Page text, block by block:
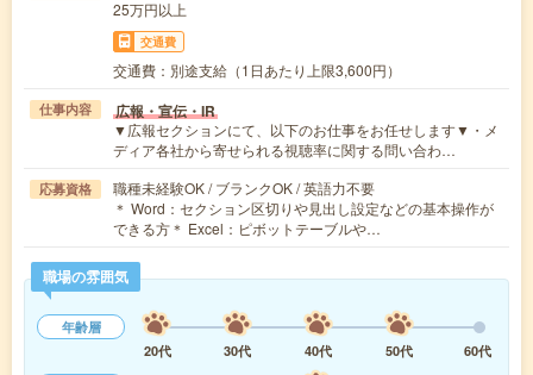
25万円以上
交通費
交通費：別途支給（1日あたり上限3,600円）
仕事内容 広報・宣伝・IR
▼広報セクションにて、以下のお仕事をお任せします▼・メ
ディア各社から寄せられる視聴率に関する問い合わ…
応募資格
職種未経験OK / ブランクOK / 英語力不要
＊ Word：セクション区切りや見出し設定などの基本操作が
できる方＊ Excel：ピボットテーブルや…
職場の雰囲気
年齢層
20代
30代 40代 50代
60代